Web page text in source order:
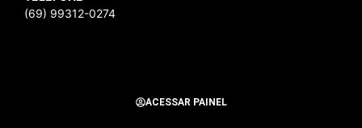
(69) 99312-0274
ACESSAR PAINEL